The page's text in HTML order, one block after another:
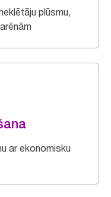
plūsmu,
ar ekonomisku